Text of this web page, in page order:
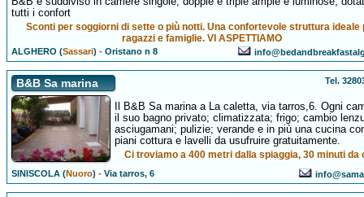
tutti i confort
Sconti per soggiorni di sette o più notti. Una confortevole struttura ideale
ragazzi e famiglie. VI ASPETTIAMO
ALGHERO (Sassari) -Oristano n 8
B&B Sa marina Tel.
Il B&B Sa marina a La caletta, via tarros,6. Ogni
il suo bagno privato; climatizzata; frigo; cambio
asciugamani; pulizie; verande e in più una cucina
piani cottura e lavelli da usufruire gratuitamente.
Ci troviamo a 400 metri dalla spiaggia, 30 minuti da
SINISCOLA (Nuoro) -Via tarros, 6